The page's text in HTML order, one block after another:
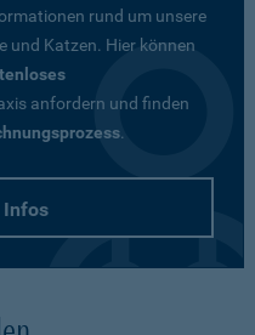
rund um unsere
und Katzen. Hier können
anfordern und finden
.
Infos